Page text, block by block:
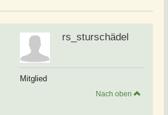
rs_sturschädel
Mitglied
Nach oben